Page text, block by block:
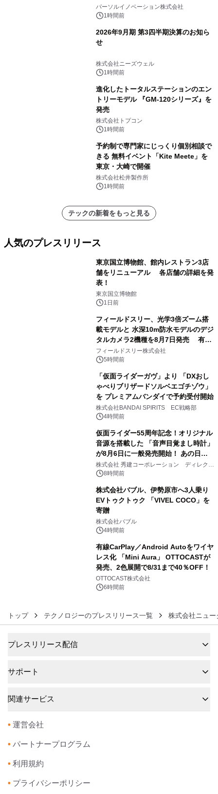
パーソルイノベーション株式会社
1時間前
2026年9月期 第3四半期決算のお知ら
せ
株式会社ニーズウェル
1時間前
進化したトータルステーションのエン
トリーモデル 『GM-120シリーズ』を
発売
株式会社トプコン
1時間前
予約制で専門家にじっくり個別相談で
きる 無料イベント「Kite Meete」を
東京・大崎で開催
株式会社松井製作所
1時間前
テックの新着をもっと見る
人気のプレスリリース
東京国立博物館、館内レストラン3店
舗をリニューアル 各店舗の詳細を発
表！
東京国立博物館
1日前
フィールドスリー、光学3倍ズーム搭
載モデルと 水深10m防水モデルのデジ
タルカメラ2機種を8月7日発売 有効
約1300万画素、用途別に選べるコンデ
ジ新登場
フィールドスリー株式会社
5時間前
「仮面ライダーガヴ」より 「DXおし
ゃべりブリザードソルベエゴチゾウ」
を プレミアムバンダイで予約受付開始
株式会社BANDAI SPIRITS EC戦略部
4時間前
仮面ライダー55周年記念！オリジナル
音源を搭載した 「音声目覚まし時計」
が8月6日に一般発売開始！ あの日の
大興奮が今甦る
株式会社 秀建コーポレーション ディレクト
アートギャラリー
8時間前
株式会社バブル、伊勢原市へ3人乗り
EVトゥクトゥク 「VIVEL COCO」を
寄贈
株式会社バブル
4時間前
有線CarPlay／Android Autoをワイヤ
レス化 「Mini Aura」 OTTOCASTが
発売、2色展開で8/31まで40％OFF！
OTTOCAST株式会社
6時間前
トップ テクノロジーのプレスリリース一覧 株式会社ニュー
プレスリリース配信
サポート
関連サービス
• 運営会社
• パートナープログラム
• 利用規約
• プライバシーポリシー